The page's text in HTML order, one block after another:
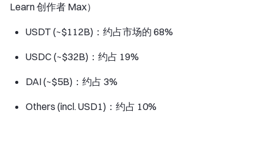
Learn 创作者 Max）
USDT (~$112B)：约占市场的 68%
USDC (~$32B)：约占 19%
DAI (~$5B)：约占 3%
Others (incl. USD1)：约占 10%